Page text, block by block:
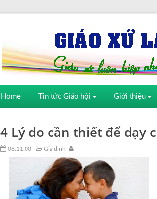
Home Tin tức Giáo hội Giới thiệu
4 Lý do cần thiết để dạy
06:11:00 Gia đình